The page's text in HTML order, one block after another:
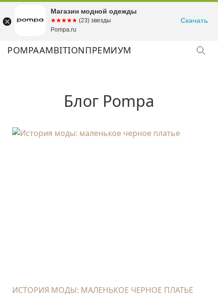
POMPAAMBITIONПРЕМИУМ
Блог Pompa
ИСТОРИЯ МОДЫ: МАЛЕНЬКОЕ ЧЕРНОЕ ПЛАТЬЕ
Магазин модной одежды
☆☆☆☆☆
★★★★★ (23) звезды
Pompa.ru
Скачать